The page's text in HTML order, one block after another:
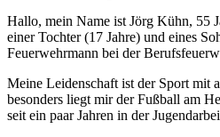
Hallo, mein Name ist Jörg Kühn, 55
einer Tochter (17 Jahre) und eines
Feuerwehrmann bei der
Meine Leidenschaft ist der Sport mit
besonders liegt mir der Fußball am
seit ein paar Jahren in der